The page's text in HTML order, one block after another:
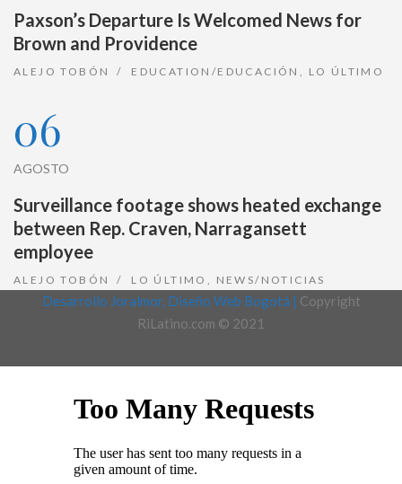
Paxson’s Departure Is Welcomed News for
Brown and Providence
ALEJO TOBÓN EDUCATION/EDUCACIÓN LO ÚLTIMO
06
AGOSTO
Surveillance footage shows heated exchange
between Rep. Craven, Narragansett
employee
ALEJO TOBÓN LO ÚLTIMO NEWS/NOTICIAS
Desarrollo Joralmor, Diseño Web Bogotá | Copyright
RiLatino.com © 2021